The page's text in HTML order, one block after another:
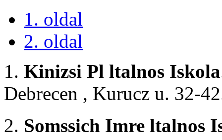
1. oldal
2. oldal
1. Kinizsi Pl ltalnos Iskola
Debrecen , Kurucz u. 32-
2. Somssich Imre ltalnos